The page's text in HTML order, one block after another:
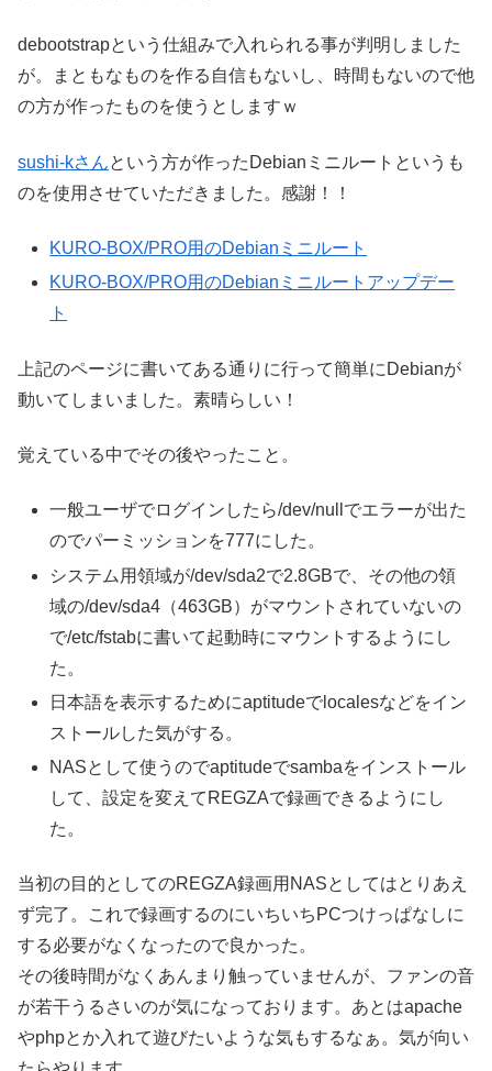
debootstrapという仕組みで入れられる事が判明しました
が。まともなものを作る自信もないし、時間もないので他
の方が作ったものを使うとしますｗ
sushi-kさんという方が作ったDebianミニルートというも
のを使用させていただきました。感謝！！
KURO-BOX/PRO用のDebianミニルート
KURO-BOX/PRO用のDebianミニルートアップデー
ト
上記のページに書いてある通りに行って簡単にDebianが
動いてしまいました。素晴らしい！
覚えている中でその後やったこと。
一般ユーザでログインしたら/dev/nullでエラーが出た
のでパーミッションを777にした。
システム用領域が/dev/sda2で2.8GBで、その他の領
域の/dev/sda4（463GB）がマウントされていないの
で/etc/fstabに書いて起動時にマウントするようにし
た。
日本語を表示するためにaptitudeでlocalesなどをイン
ストールした気がする。
NASとして使うのでaptitudeでsambaをインストール
して、設定を変えてREGZAで録画できるようにし
た。
当初の目的としてのREGZA録画用NASとしてはとりあえ
ず完了。これで録画するのにいちいちPCつけっぱなしに
する必要がなくなったので良かった。
その後時間がなくあんまり触っていませんが、ファンの音
が若干うるさいのが気になっております。あとはapache
やphpとか入れて遊びたいような気もするなぁ。気が向い